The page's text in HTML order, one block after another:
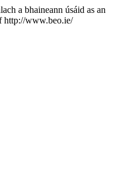
a bhaineann úsáid as an
http://www.beo.ie/